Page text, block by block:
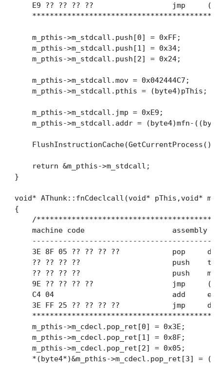
E9 ?? ?? ?? ??                  jmp
    m_pthis->m_stdcall.push[0] = 0xFF;
    m_pthis->m_stdcall.push[1] = 0x34;
    m_pthis->m_stdcall.push[2] = 0x24;
    m_pthis->m_stdcall.mov = 0x042444C7;
    m_pthis->m_stdcall.pthis = (byte4)pThis;
    m_pthis->m_stdcall.jmp = 0xE9;
m_pthis->m_stdcall.addr = (byte4)mfn-
    return &m_pthis->m_stdcall;
}
void* AThunk::fnCdeclcall(void* pThis,void*
{
/
machine code                    assembly
3E 8F 05 ?? ?? ?? ??            pop
?? ?? ?? ??                     push
?? ?? ?? ??                     push
9E ?? ?? ?? ??                  jmp
C4 04                           add
3E FF 25 ?? ?? ?? ??            jmp
    m_pthis->m_cdecl.pop_ret[0] = 0x3E;
    m_pthis->m_cdecl.pop_ret[1] = 0x8F;
    m_pthis->m_cdecl.pop_ret[2] = 0x05;
*(byte4*)&m_pthis->m_cdecl.pop_ret[3] =